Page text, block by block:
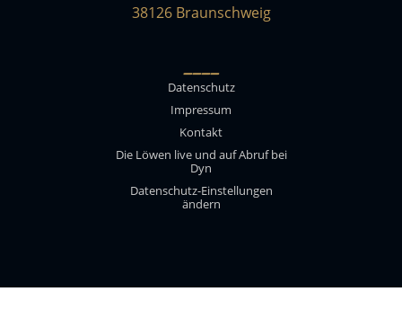
38126 Braunschweig
____
Datenschutz
Impressum
Kontakt
Die Löwen live und auf Abruf bei
Dyn
Datenschutz-Einstellungen
ändern